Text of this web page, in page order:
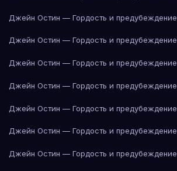
Джейн Остин — Гордость и предубеждение
Джейн Остин — Гордость и предубеждение
Джейн Остин — Гордость и предубеждение
Джейн Остин — Гордость и предубеждение
Джейн Остин — Гордость и предубеждение
Джейн Остин — Гордость и предубеждение
Джейн Остин — Гордость и предубеждение